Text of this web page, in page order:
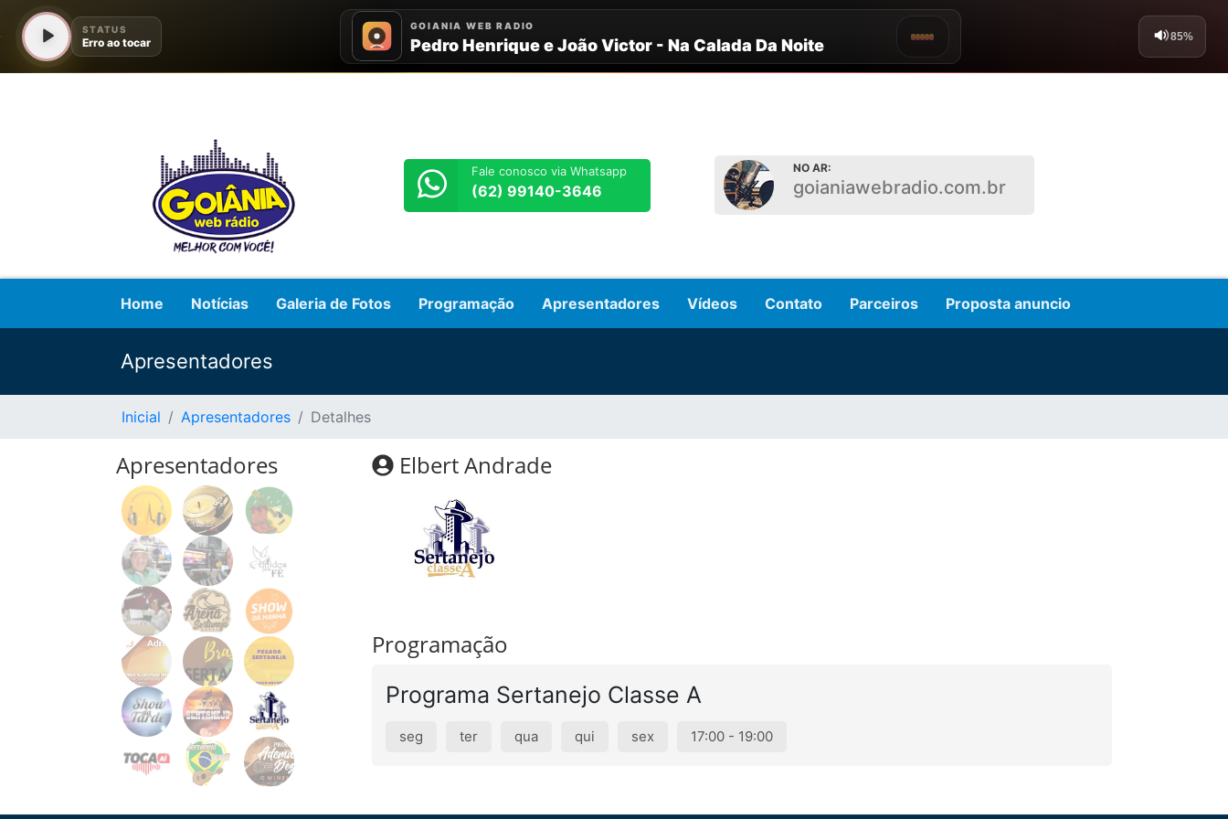
Fale conosco via Whatsapp
(62) 99140-3646
NO AR:
goianiawebradio.com.br
Home Notícias Galeria de Fotos Programação Apresentadores Vídeos Contato Parceiros Proposta anuncio
Apresentadores
Inicial Apresentadores Detalhes
Apresentadores Elbert Andrade
Programação
Programa Sertanejo Classe A
seg ter qua qui sex 17:00 - 19:00